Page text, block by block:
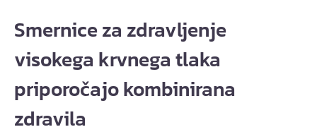
Smernice za zdravljenje
visokega krvnega tlaka
priporočajo kombinirana
zdravila